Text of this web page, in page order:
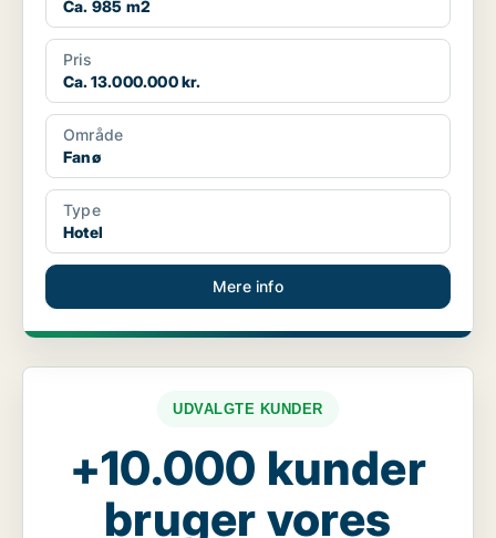
Ca. 985 m2
Pris
Ca. 13.000.000 kr.
Område
Fanø
Type
Hotel
Mere info
UDVALGTE KUNDER
+10.000 kunder
bruger vores